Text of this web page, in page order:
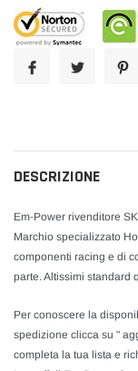
prodotto
nel
DESCRIZIONE
Em-Power rivenditore
Marchio specializzato
componenti racing e di
parte. Altissimi standard
Per conoscere la
spedizione clicca su "
completa la tua lista e